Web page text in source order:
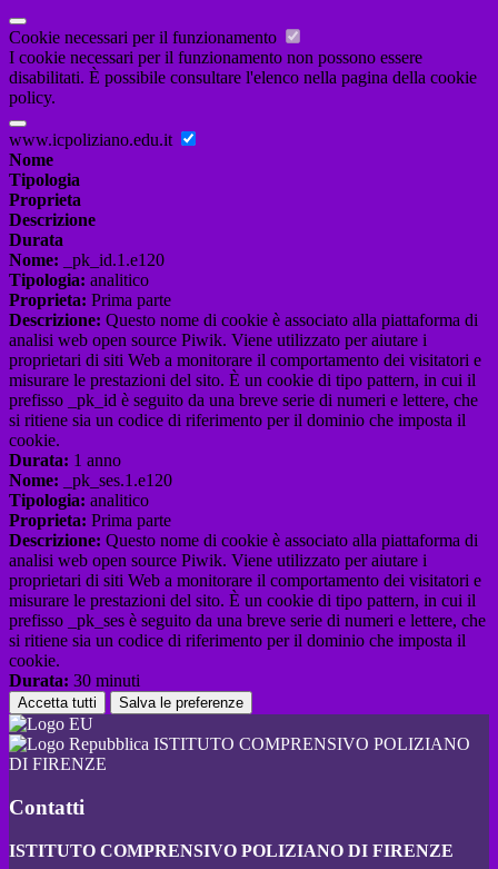
Cookie necessari per il funzionamento
I cookie necessari per il funzionamento non possono essere
disabilitati. È possibile consultare l'elenco nella pagina della cookie
policy.
www.icpoliziano.edu.it
Nome
Tipologia
Proprieta
Descrizione
Durata
Nome: _pk_id.1.e120
Tipologia: analitico
Proprieta: Prima parte
Descrizione: Questo nome di cookie è associato alla piattaforma di
analisi web open source Piwik. Viene utilizzato per aiutare i
proprietari di siti Web a monitorare il comportamento dei visitatori e
misurare le prestazioni del sito. È un cookie di tipo pattern, in cui il
prefisso _pk_id è seguito da una breve serie di numeri e lettere, che
si ritiene sia un codice di riferimento per il dominio che imposta il
cookie.
Durata: 1 anno
Nome: _pk_ses.1.e120
Tipologia: analitico
Proprieta: Prima parte
Descrizione: Questo nome di cookie è associato alla piattaforma di
analisi web open source Piwik. Viene utilizzato per aiutare i
proprietari di siti Web a monitorare il comportamento dei visitatori e
misurare le prestazioni del sito. È un cookie di tipo pattern, in cui il
prefisso _pk_ses è seguito da una breve serie di numeri e lettere, che
si ritiene sia un codice di riferimento per il dominio che imposta il
cookie.
Durata: 30 minuti
Accetta tutti Salva le preferenze
ISTITUTO COMPRENSIVO POLIZIANO
DI FIRENZE
Contatti
ISTITUTO COMPRENSIVO POLIZIANO DI FIRENZE